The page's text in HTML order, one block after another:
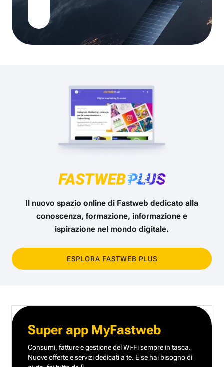
Il nuovo spazio online di Fastweb dedicato alla
conoscenza, formazione, informazione e
ispirazione nel mondo digitale.
ESPLORA FASTWEB PLUS
Super app MyFastweb
Consumi, fatture e gestione del Wi-Fi sempre in tasca.
Nuove offerte e servizi dedicati a te. E se hai bisogno di